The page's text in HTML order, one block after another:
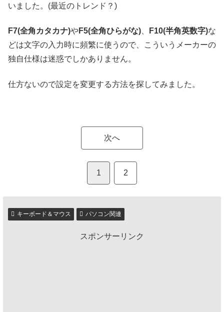
いました。(最近のトレンド？)
F7(全角カタカナ)やF5(全角ひらがな) F10(半角英数字)な
どは文字の入力時に頻繁に使うので、こういうメーカーの
独自仕様は迷惑でしかありません。
仕方ないので設定を変更する方法を探してみました。
次へ
1 2
キーボード＆マウス パソコン関連
スポンサーリンク